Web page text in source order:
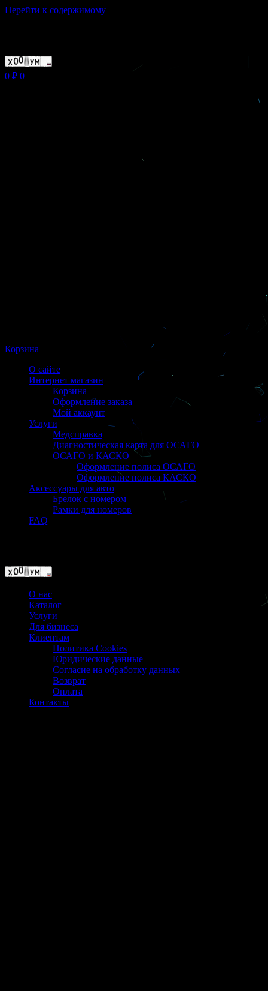
Перейти к содержимому
0 ₽ 0
Корзина
О сайте
Интернет магазин
Корзина
Оформление заказа
Мой аккаунт
Услуги
Медсправка
Диагностическая карта для ОСАГО
ОСАГО и КАСКО
Оформление полиса ОСАГО
Оформление полиса КАСКО
Аксессуары для авто
Брелок с номером
Рамки для номеров
FAQ
О нас
Каталог
Услуги
Для бизнеса
Клиентам
Политика Cookies
Юридические данные
Согласие на обработку данных
Возврат
Оплата
Контакты